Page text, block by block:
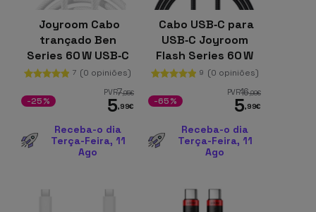
Joyroom Cabo
trançado Ben
Series 60 W USB‑C
para USB‑C 1 m
7 (0 opiniões)
PVR7,95€
5,99€
-25%
Receba-o dia
Terça-Feira, 11
Ago
Cabo USB‑C para
USB‑C Joyroom
Flash Series 60 W
2 m, Preto
9 (0 opiniões)
PVR16,99€
5,99€
-65%
Receba-o dia
Terça-Feira, 11
Ago